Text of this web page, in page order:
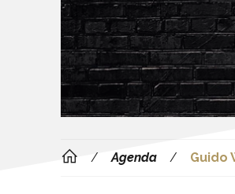
Agenda Guido